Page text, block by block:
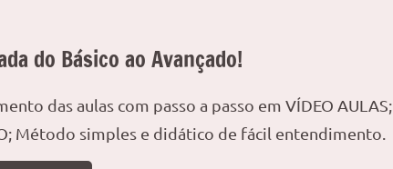
do Básico ao Avançado!
das aulas com passo a passo em VÍDEO AULAS;
Método simples e didático de fácil entendimento.